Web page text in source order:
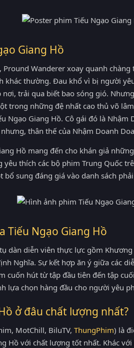
Giang Hồ
Pround Wanderer xoay quanh
thường. Đau khổ vì bị người
trải qua biết bao sóng gió.
trong những đệ nhất cao thủ võ
Ngạo Giang Hồ. Cô gái đó là Nhậm
thân thế của Nhậm Doanh
Hồ mang đến cho khán giả
thích các bộ phim Trung Quốc
bổ sung đáng giá vào danh sách
Tiếu Ngạo Giang Hồ
dàn diễn viên thực lực gồm Khương
Nghĩa. Sự kết hợp ăn ý giữa các
cuốn hút từ tập đầu tiên đến tập
lựa chọn hàng đầu cho người yêu
ở đâu chất lượng nhất?
MotChill, BiluTV, ThungPhim) là
Hồ với chất lượng tốt nhất. Khác